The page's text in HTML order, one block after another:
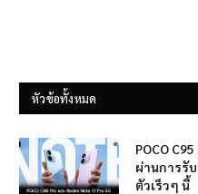
หัวข้อทั้งหมด
POCO
ผ่านการรั
ตัวเร็วๆ นี้